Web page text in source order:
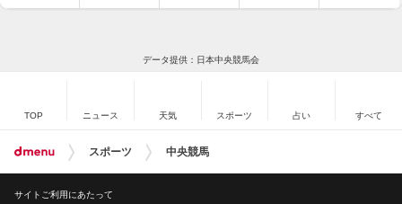
データ提供：日本中央競馬会
TOP ニュース 天気 スポーツ 占い すべて
スポーツ 中央競馬
サイトご利用にあたって